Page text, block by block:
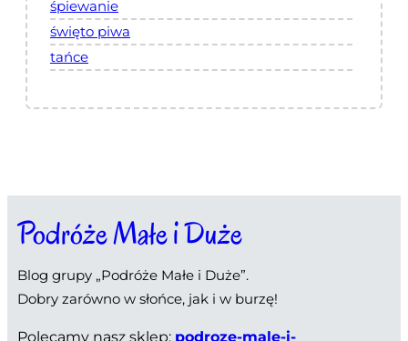
śpiewanie
święto piwa
tańce
Podróże Małe i Duże
Blog grupy „Podróże Małe i Duże”.
Dobry zarówno w słońce, jak i w burzę!
Polecamy nasz sklep: podroze-male-i-